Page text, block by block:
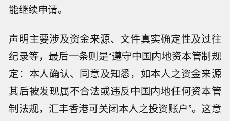
能继续申请。
声明主要涉及资金来源、文件真实确定性及过往
纪录等，最后一条则是“遵守中国内地资本管制规
定：本人确认、同意及知悉，如本人之资金来源
其后被发现属不合法或违反中国内地任何资本管
制法规，汇丰香港可关闭本人之投资账户”。这意